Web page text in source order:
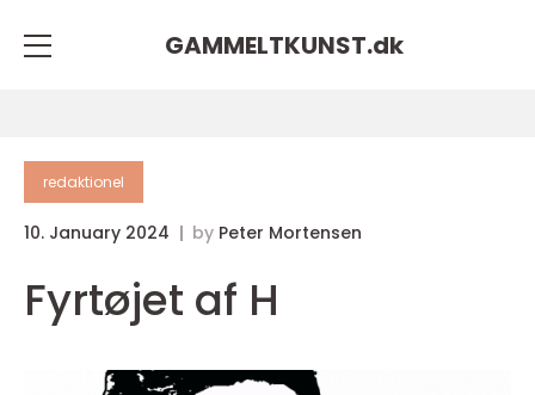
GAMMELTKUNST.dk
redaktionel
10. January 2024 by Peter Mortensen
Fyrtøjet af H